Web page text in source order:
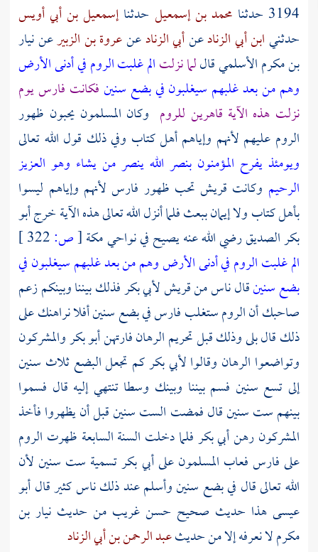
3194 حدثنا محمد بن إسمعيل حدثناإسمعيل بن أبي أويس
حدثنيابن أبي الزنادعنأبي الزنادعنعروة بن الزبيرعننيار
بن مكرم الأسلميقاللما نزلتالم غلبت الروم في أدنى الأرض
وهم من بعد غلبهم سيغلبون في بضع سنينفكانت فارسيوم
نزلت هذه الآية قاهرين للروم وكان المسلمون يحبون ظهور
الروم عليهم لأنهم وإياهم أهل كتاب وفي ذلك قول الله تعالى
ويومئذ يفرح المؤمنون بنصر الله ينصر من يشاء وهو العزيز
الرحيم وكانت قريش تحب ظهور فارس لأنهم وإياهم ليسوا
بأهل كتاب ولا إيمان ببعث فلما أنزل الله تعالى هذه الآية خرجأبو
بكر الصديقرضي الله عنه يصيح في نواحيمكة[ص:
الم غلبت الروم في أدنى الأرض وهم من بعد غلبهم سيغلبون في
بضع سنينقال ناس منقريشلأبي بكرفذلك بيننا وبينكم زعم
صاحبك أنالرومستغلبفارسفي بضع سنين أفلا نراهنك على
ذلك قال بلى وذلك قبل تحريم الرهان فارتهنأبو بكروالمشركون
وتواضعوا الرهان وقالوالأبي بكركم تجعل البضع ثلاث سنين
إلى تسع سنين فسم بيننا وبينك وسطا تنتهي إليه قال فسموا
بينهم ست سنين قال فمضت الست سنين قبل أن يظهروا فأخذ
المشركون رهنأبي بكرفلما دخلت السنة السابعة ظهرت الروم
علىفارسفعاب المسلمون علىأبي بكرتسمية ست سنين لأن
الله تعالى قال في بضع سنين وأسلم عند ذلك ناس كثير قال أبو
عيسى هذا حديث صحيح حسن غريب من حديث نيار بن
مكرملا نعرفه إلا من حديثعبد الرحمن بن أبي الزناد